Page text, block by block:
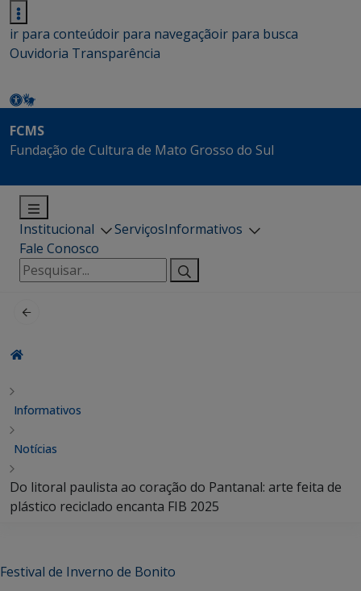
ir para conteúdoir para navegaçãoir para busca
Ouvidoria Transparência
FCMS
Fundação de Cultura de Mato Grosso do Sul
Institucional ServiçosInformativos
Fale Conosco
Pesquisar
por:
Informativos
Notícias
Do litoral paulista ao coração do Pantanal: arte feita de
plástico reciclado encanta FIB 2025
Festival de Inverno de Bonito